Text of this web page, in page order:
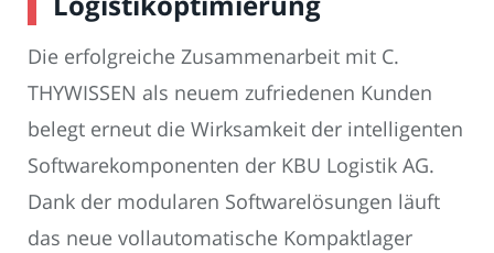
Die erfolgreiche Zusammenarbeit mit C.
THYWISSEN als neuem zufriedenen Kunden
belegt erneut die Wirksamkeit der intelligenten
Softwarekomponenten der KBU Logistik AG.
Dank der modularen Softwarelösungen läuft
das neue vollautomatische Kompaktlager